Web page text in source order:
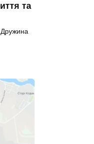
та
Дружина